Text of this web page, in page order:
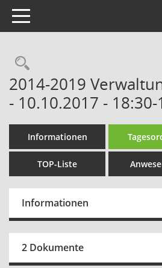
Toggle navigation
Rechercheauswahl
2014-2019
- 10.10.2017 -
Informationen
TOP-Liste
Informationen
2 Dokumente